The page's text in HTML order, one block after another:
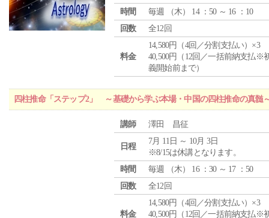
時間
毎週 （木） 14 ：50 ～ 16 ：10
回数
全12回
料金
14,580円（4回／分割支払い）×3
40,500円（12回／一括前納支払※
義開始前まで）
四柱推命「ステップ2」 ～基礎から学ぶ本場・中国の四柱推命の真髄
講師 澤田 昌征
日程
7月 11日 ～ 10月 3日
※8/15は休講となります。
時間
毎週 （木） 16 ：30 ～ 17 ：50
回数
全12回
料金
14,580円（4回／分割支払い）×3
40,500円（12回／一括前納支払※